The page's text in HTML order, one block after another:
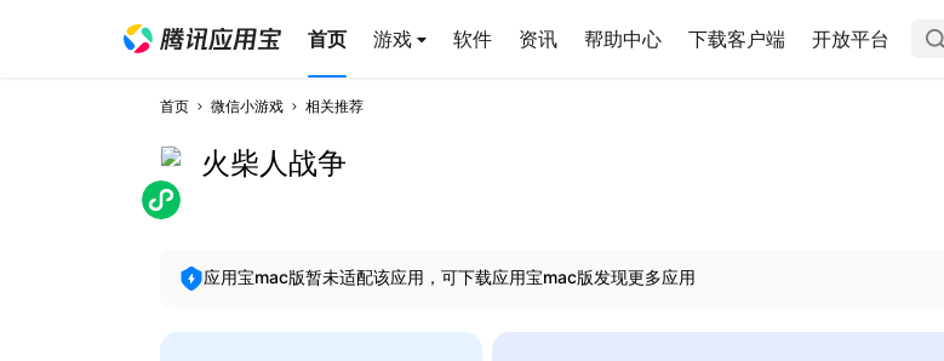
首页 游戏 软件 资讯 帮助中心 下载客户端 开放平台
首页 微信小游戏 相关推荐
火柴人战争
应用宝mac版暂未适配该应用，可下载应用宝mac版发现更多应用